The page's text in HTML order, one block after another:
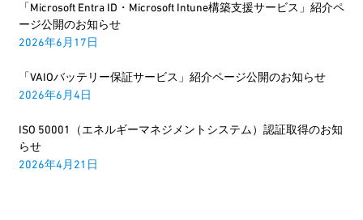
「Microsoft Entra ID・Microsoft Intune構築支援サービス」紹介ペ
ージ公開のお知らせ
2026年6月17日
「VAIOバッテリー保証サービス」紹介ページ公開のお知らせ
2026年6月4日
ISO 50001（エネルギーマネジメントシステム）認証取得のお知
らせ
2026年4月21日